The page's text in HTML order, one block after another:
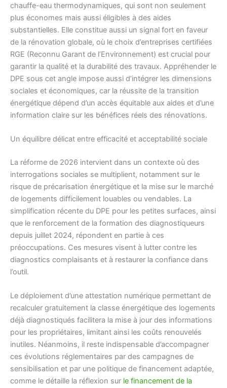
chauffe-eau thermodynamiques, qui sont non seulement
plus économes mais aussi éligibles à des aides
substantielles. Elle constitue aussi un signal fort en faveur
de la rénovation globale, où le choix d’entreprises certifiées
RGE (Reconnu Garant de l’Environnement) est crucial pour
garantir la qualité et la durabilité des travaux. Appréhender le
DPE sous cet angle impose aussi d’intégrer les dimensions
sociales et économiques, car la réussite de la transition
énergétique dépend d’un accès équitable aux aides et d’une
information claire sur les bénéfices réels des rénovations.
Un équilibre délicat entre efficacité et acceptabilité sociale
La réforme de 2026 intervient dans un contexte où des
interrogations sociales se multiplient, notamment sur le
risque de précarisation énergétique et la mise sur le marché
de logements difficilement louables ou vendables. La
simplification récente du DPE pour les petites surfaces, ainsi
que le renforcement de la formation des diagnostiqueurs
depuis juillet 2024, répondent en partie à ces
préoccupations. Ces mesures visent à lutter contre les
diagnostics complaisants et à restaurer la confiance dans
l’outil.
Le déploiement d’une attestation numérique permettant de
recalculer gratuitement la classe énergétique des logements
déjà diagnostiqués facilitera la mise à jour des informations
pour les propriétaires, limitant ainsi les coûts renouvelés
inutiles. Néanmoins, il reste indispensable d’accompagner
ces évolutions réglementaires par des campagnes de
sensibilisation et par une politique de financement adaptée,
comme le détaille la réflexion sur le financement de la